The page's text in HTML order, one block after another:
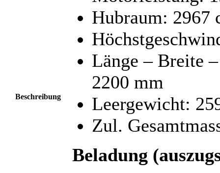
Beschreibung
Hubraum: 2967
Länge – Breite
2200 mm
Leergewicht:
Zul.
Beladung